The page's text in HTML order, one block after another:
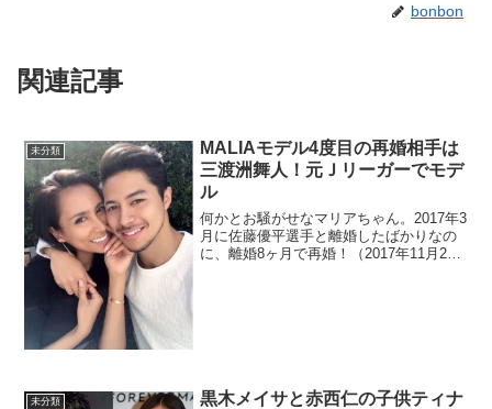
bonbon
関連記事
未分類
MALIAモデル4度目の再婚相手は
三渡洲舞人！元Ｊリーガーでモデ
ル
何かとお騒がせなマリアちゃん。2017年3
月に佐藤優平選手と離婚したばかりなの
に、離婚8ヶ月で再婚！（2017年11月22
未分類
黒木メイサと赤西仁の子供ティナ